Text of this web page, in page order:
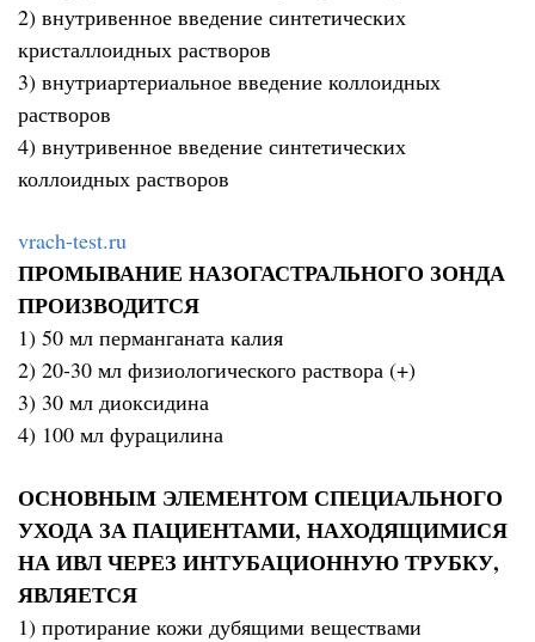
2) внутривенное введение синтетических
кристаллоидных растворов
3) внутриартериальное введение коллоидных
растворов
4) внутривенное введение синтетических
коллоидных растворов
vrach-test.ru
ПРОМЫВАНИЕ НАЗОГАСТРАЛЬНОГО ЗОНДА
ПРОИЗВОДИТСЯ
1) 50 мл перманганата калия
2) 20-30 мл физиологического раствора (+)
3) 30 мл диоксидина
4) 100 мл фурацилина
ОСНОВНЫМ ЭЛЕМЕНТОМ СПЕЦИАЛЬНОГО
УХОДА ЗА ПАЦИЕНТАМИ, НАХОДЯЩИМИСЯ
НА ИВЛ ЧЕРЕЗ ИНТУБАЦИОННУЮ ТРУБКУ,
ЯВЛЯЕТСЯ
1) протирание кожи дубящими веществами